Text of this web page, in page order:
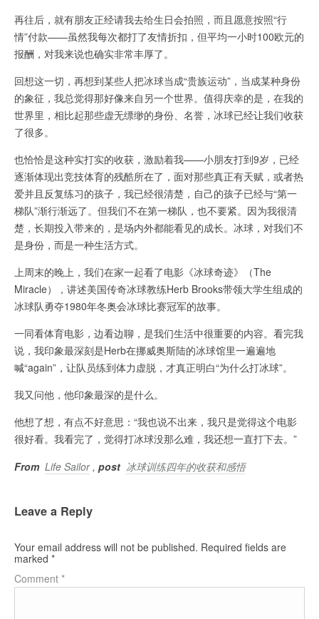
再往后，就有朋友正经请我去给生日会拍照，而且愿意按照“行
情”付款——虽然我每次都打了友情折扣，但平均一小时100欧元的
报酬，对我来说也确实非常丰厚了。
回想这一切，再想到某些人把冰球当成“贵族运动”，当成某种身份
的象征，我总觉得那好像来自另一个世界。值得庆幸的是，在我的
世界里，相比起那些虚无缥缈的身份、名誉，冰球已经让我们收获
了很多。
也恰恰是这种实打实的收获，激励着我——小朋友打到9岁，已经
逐渐体现出竞技体育的残酷所在了，面对那些真正有天赋，或者热
爱并且反复练习的孩子，我已经很清楚，自己的孩子已经与“第一
梯队”渐行渐远了。但我们不在第一梯队，也不要紧。因为我很清
楚，长期投入带来的，是场内外都能看见的成长。冰球，对我们不
是身份，而是一种生活方式。
上周末的晚上，我们在家一起看了电影《冰球奇迹》（The
Miracle），讲述美国传奇冰球教练Herb Brooks带领大学生组成的
冰球队勇夺1980年冬奥会冰球比赛冠军的故事。
一同看体育电影，边看边聊，是我们生活中很重要的内容。看完我
说，我印象最深刻是Herb在挪威奥斯陆的冰球馆里一遍遍地
喊“again”，让队员练到体力虚脱，才真正明白“为什么打冰球”。
我又问他，他印象最深的是什么。
他想了想，有点不好意思：“我也说不出来，我只是觉得这个电影
很好看。我看完了，觉得打冰球没那么难，我还想一直打下去。”
From Life Sailor , post 冰球训练四年的收获和感悟
Leave a Reply
Your email address will not be published. Required fields are
marked *
Comment *